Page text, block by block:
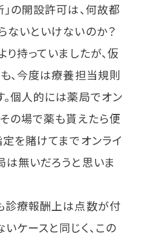
の開設許可は、何故都
ないといけないのか？
持っていましたが、仮
、今度は療養担当規則
個人的には薬局でオン
の場で薬も貰えたら便
を賭けてまでオンライ
無いだろうと思いま
診療報酬上は点数が付
ケースと同じく、この